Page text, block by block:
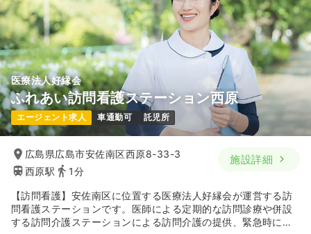
医療法人好縁会
ふれあい訪問看護ステーション西原
エージェント求人 車通勤可 託児所
広島県広島市安佐南区西原8-33-3
西原駅
1分
施設詳細
【訪問看護】安佐南区に位置する医療法人好縁会が運営する訪
問看護ステーションです。医師による定期的な訪問診療や併設
する訪問介護ステーションによる訪問介護の提供、緊急時に備